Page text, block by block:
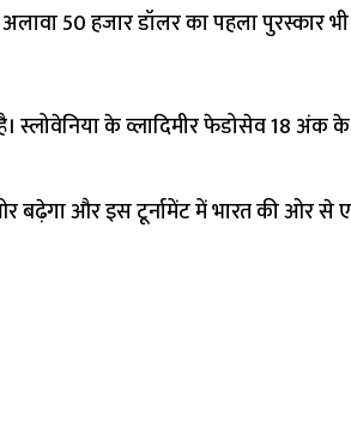
50 हजार डॉलर का पहला पुरस्कार भी
के व्लादिमीर फेडोसेव 18 अंक
बढ़ेगा और इस टूर्नामेंट में भारत की ओर से